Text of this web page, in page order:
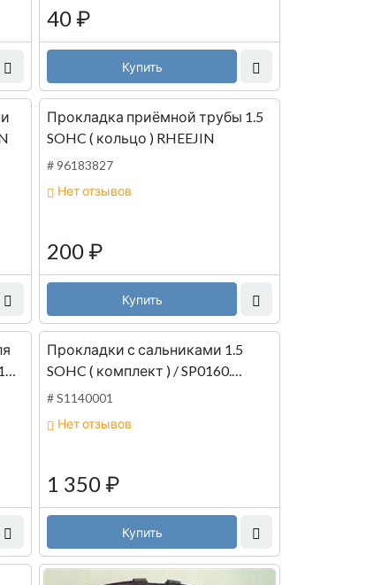
40₽
Купить
Прокладка приёмной трубы 1.5
SOHC ( кольцо ) RHEEJIN
# 96183827
Нет отзывов
200₽
Купить
Прокладки с сальниками 1.5
SOHC ( комплект ) / SP0160.
SP0248 RHEEJIN
# S1140001
Нет отзывов
1 350₽
Купить